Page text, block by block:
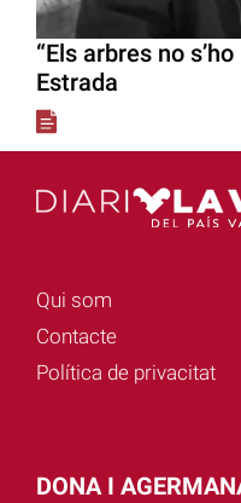
“Els arbres no
Estrada
Qui som
Contacte
Política de privacitat
DONA I